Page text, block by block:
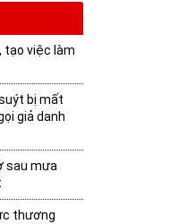
tạo việc làm
bị mất
giả danh
sau mưa
thương